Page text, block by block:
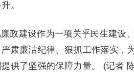
。
政建设作为一项关乎民生建设
肃廉洁纪律、狠抓工作落实，
供了坚强的保障力量。 (记者